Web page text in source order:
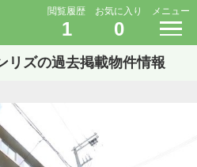
閲覧履歴
1
お気に入り
0
メニュー
リズの過去掲載物件情報